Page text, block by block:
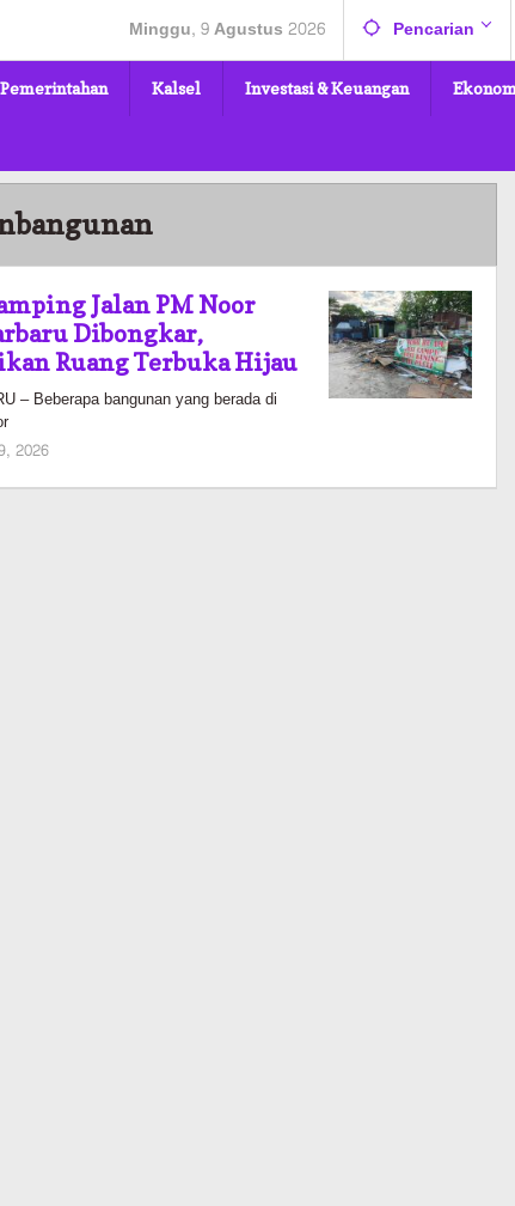
Minggu, 9 Agustus 2026 Pencarian
Pemerintahan Kalsel Investasi & Keuangan
Jalan PM Noor
Dibongkar,
Ruang Terbuka Hijau
– Beberapa bangunan yang berada di
2026
Pimred